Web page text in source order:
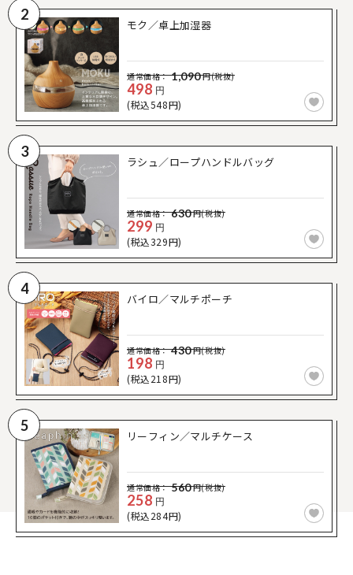
2
モク／卓上加湿器
通常価格： 1,090円(税抜)
498 円
(税込548円)
3
ラシュ／ロープハンドルバッグ
通常価格： 630円(税抜)
299 円
(税込329円)
4
バイロ／マルチポーチ
通常価格： 430円(税抜)
198 円
(税込218円)
5
リーフィン／マルチケース
通常価格： 560円(税抜)
258 円
(税込284円)